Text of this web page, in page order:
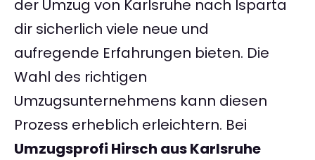
der Umzug von Karlsruhe nach Isparta
dir sicherlich viele neue und
aufregende Erfahrungen bieten. Die
Wahl des richtigen
Umzugsunternehmens kann diesen
Prozess erheblich erleichtern. Bei
Umzugsprofi Hirsch aus Karlsruhe